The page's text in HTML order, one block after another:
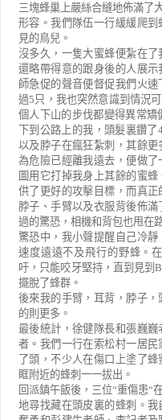
三塊蜂巢上嚴絲合縫地佈滿了
形容。我們隊伍一行緩緩爬
見的鳥兒。
沒多久，一隻大蜜蜂便紮在了
還略帶得意的跟身後的人展
師急促的聲音便督促我們火
過5 只，我也突然意識到情況
個人下山的步伐都變得異常矯
下到公路上的我，頭髮裏鑽了
以及脖子在瘋狂紮刺，其餘
為危險已經離我遠去，便做
圖用它打掉我身上其餘的蜜
供了更好的攻擊目標，而真正
脖子、手臂以及衣服背後佈
過的驚恐，相機和背包也甩在
驚恐中，我小聲提醒自己冷
速度遠遠不及飛行的野蜂。
吁，只能咬牙堅持，直到見到B
擺脫了蜂群。
後來我的手臂，耳背，脖子
的則更多。
最後統計，徐健隊長和張巍
者。我們一行在索松村一居
了頭，不少人在傷口上塗了
眶附近的蜂刺一一拔出。
回派鎮午飯後，三位“重傷患“
地尋找藏在頭皮裏的蜂刺。